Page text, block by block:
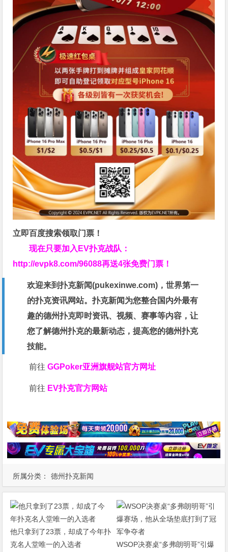
所属分类： 德州扑克新闻
立即百度搜索领取门票！
现在只要加入EV扑克战队：
http://evpk8.com/96088再送4张免费门票！
欢迎来到扑克新闻(pukexinwe.com)，世界第一
的扑克资讯网站。扑克新闻为您整合国内外最有
趣的德州扑克即时资讯、视频、赛事等内容，让
您了解德州扑克的最新动态，提高您的德州扑克
技能。
前往GGPoker亚洲旗舰站官方网址
前往 EV扑克官方网站
他只拿到了23票，却成了今年扑
克名人堂唯一的入选者
WSOP决赛桌“多弗朗明哥”引爆